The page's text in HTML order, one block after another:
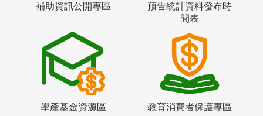
補助資訊公開專區
預告統計資料發布時
間表
學產基金資源區 教育消費者保護專區